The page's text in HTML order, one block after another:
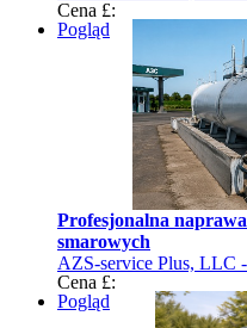
benzynowych
Cena £:
Pogląd
Profesjonalna
smarowych
AZS-service Plus, LLC
benzynowych
Cena £:
Pogląd